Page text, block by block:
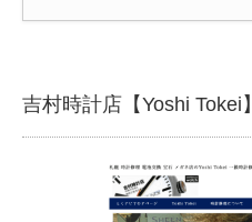
吉村時計店【Yoshi Tokei】